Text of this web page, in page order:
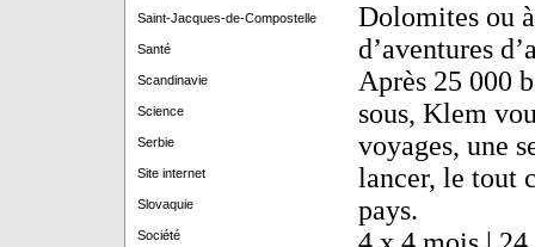
Saint-Jacques-de-Compostelle
Santé
Scandinavie
Science
Serbie
Site internet
Slovaquie
Société
Dolomites ou
d’aventures
Après 25 000
sous, Klem
voyages, une
lancer, le tout
pays.